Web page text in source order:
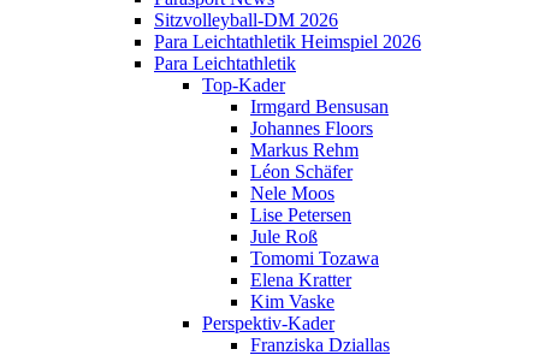
Sitzvolleyball-DM 2026
Para Leichtathletik Heimspiel 2026
Para Leichtathletik
Top-Kader
Irmgard Bensusan
Johannes Floors
Markus Rehm
Léon Schäfer
Nele Moos
Lise Petersen
Jule Roß
Tomomi Tozawa
Elena Kratter
Kim Vaske
Perspektiv-Kader
Franziska Dziallas